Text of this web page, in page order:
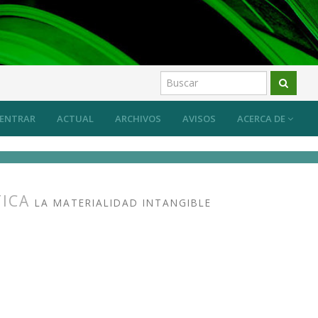
ACTUAL ARCHIVOS AVISOS ACERCA DE
ENTRAR
específico del arte y su transmisión Artículos
LA MATERIALIDAD INTANGIBLE